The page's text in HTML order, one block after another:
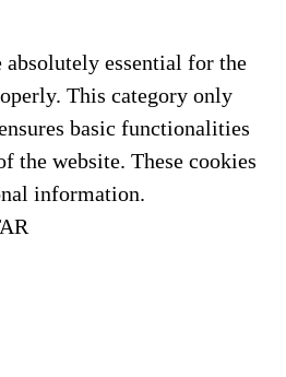
absolutely essential for the
This category only
basic functionalities
the website. These cookies
information.